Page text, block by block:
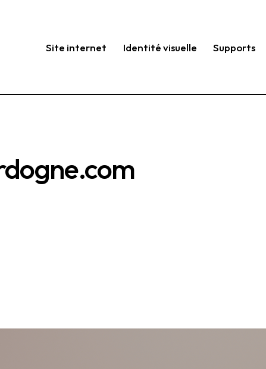
Site internet Identité visuelle Supports